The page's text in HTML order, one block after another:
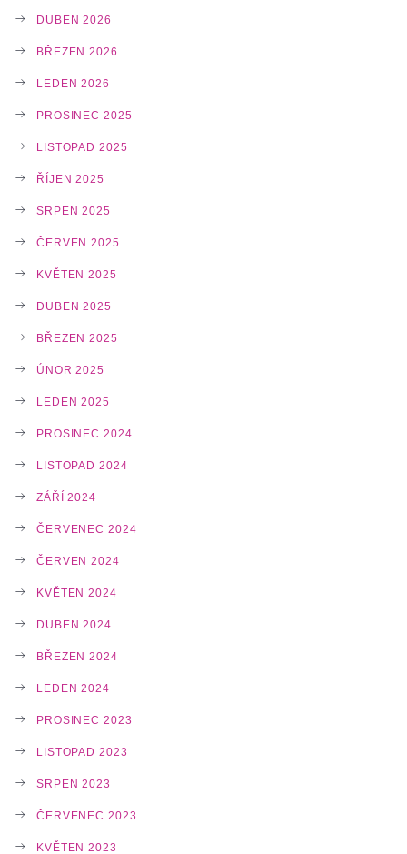
N
DUBEN 2026
BŘEZEN 2026
LEDEN 2026
PROSINEC 2025
LISTOPAD 2025
ŘÍJEN 2025
SRPEN 2025
ČERVEN 2025
KVĚTEN 2025
DUBEN 2025
BŘEZEN 2025
ÚNOR 2025
LEDEN 2025
PROSINEC 2024
LISTOPAD 2024
ZÁŘÍ 2024
ČERVENEC 2024
ČERVEN 2024
KVĚTEN 2024
DUBEN 2024
BŘEZEN 2024
LEDEN 2024
PROSINEC 2023
LISTOPAD 2023
SRPEN 2023
ČERVENEC 2023
KVĚTEN 2023